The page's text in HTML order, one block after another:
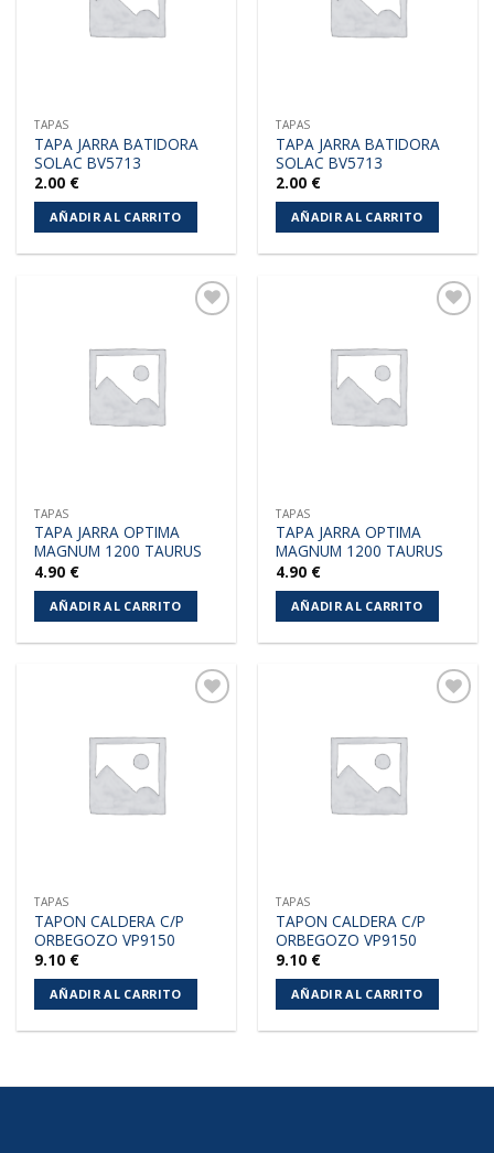
TAPAS
TAPA JARRA BATIDORA
SOLAC BV5713
2.00 €
AÑADIR AL CARRITO
TAPAS
TAPA JARRA BATIDORA
SOLAC BV5713
2.00 €
AÑADIR AL CARRITO
TAPAS
TAPA JARRA OPTIMA
MAGNUM 1200 TAURUS
4.90 €
AÑADIR AL CARRITO
TAPAS
TAPA JARRA OPTIMA
MAGNUM 1200 TAURUS
4.90 €
AÑADIR AL CARRITO
TAPAS
TAPON CALDERA C/P
ORBEGOZO VP9150
9.10 €
AÑADIR AL CARRITO
TAPAS
TAPON CALDERA C/P
ORBEGOZO VP9150
9.10 €
AÑADIR AL CARRITO